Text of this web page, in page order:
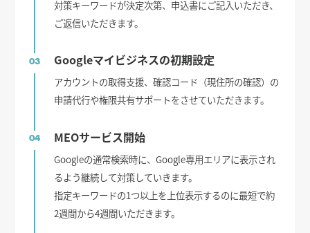
対策キーワードが決定次第、申込書にご記入いただき、
ご返信いただきます。
03 Googleマイビジネスの初期設定
アカウントの取得支援、確認コード（現住所の確認）の
申請代行や権限共有サポートをさせていただきます。
04 MEOサービス開始
Googleの通常検索時に、Google専用エリアに表示され
るよう継続して対策していきます。
指定キーワードの1つ以上を上位表示するのに最短で約
2週間から4週間いただきます。